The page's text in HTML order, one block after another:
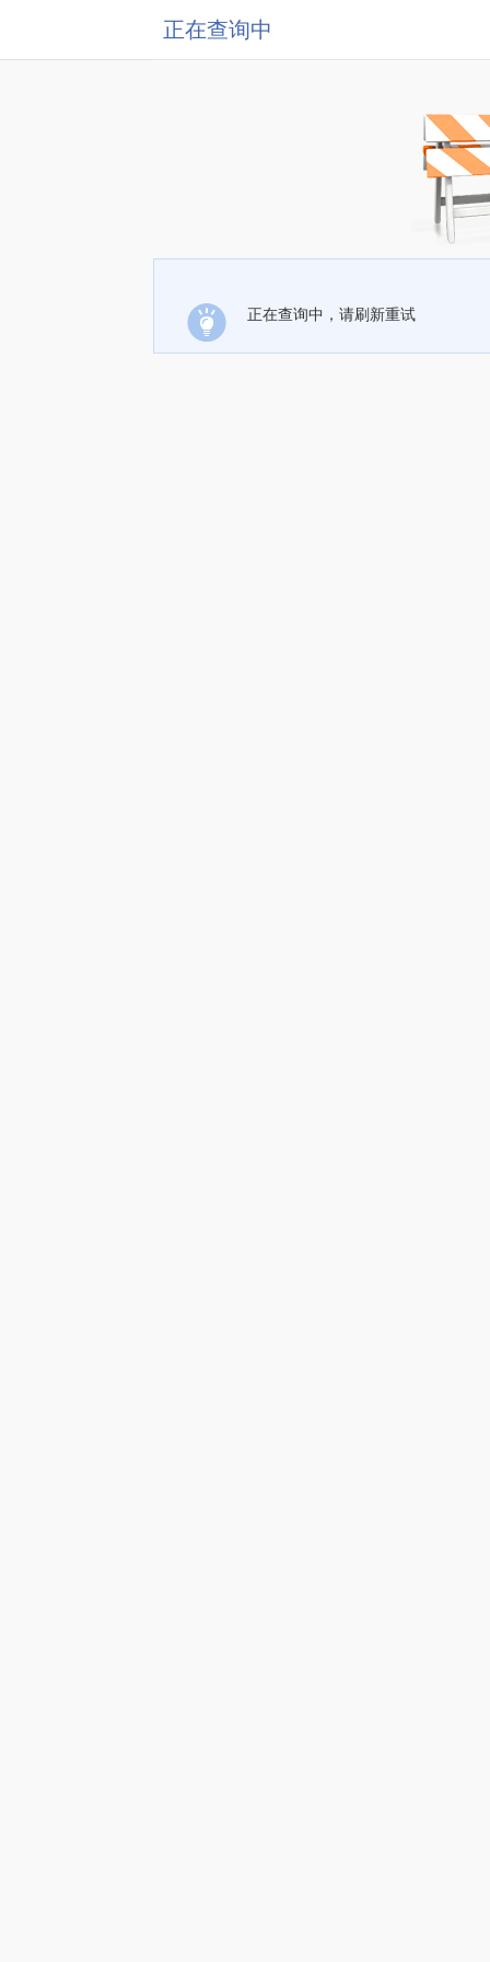
正在查询中
正在查询中，请刷新重试